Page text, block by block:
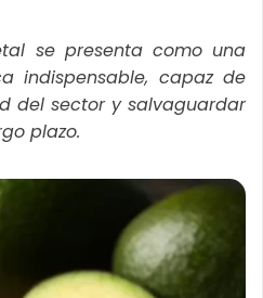
se presenta como una
indispensable, capaz de
del sector y salvaguardar
plazo.